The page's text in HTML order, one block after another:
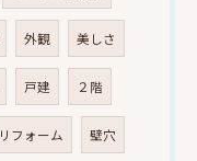
外観 美しさ
戸建 ２階
リフォーム 壁穴